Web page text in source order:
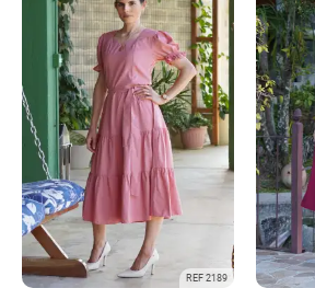
REF 2189